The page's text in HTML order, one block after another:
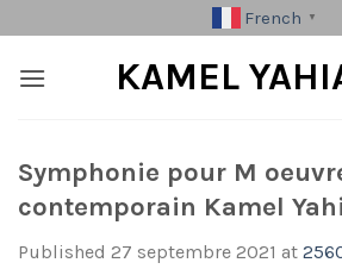
to
content
French ▼
KAMEL
Symphonie pour M
contemporain Kamel
Published 27 septembre 2021 at